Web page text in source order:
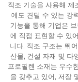
직조 기술을 사용해 제
에도 견딜 수 있는 강
기능을 통해 기업은
에 직접 표현할 수 있
니다. 직조 구조는 뛰
산물, 건설 자재 및 다
프로필렌 소재는 우수
을 갖추고 있어, 저장